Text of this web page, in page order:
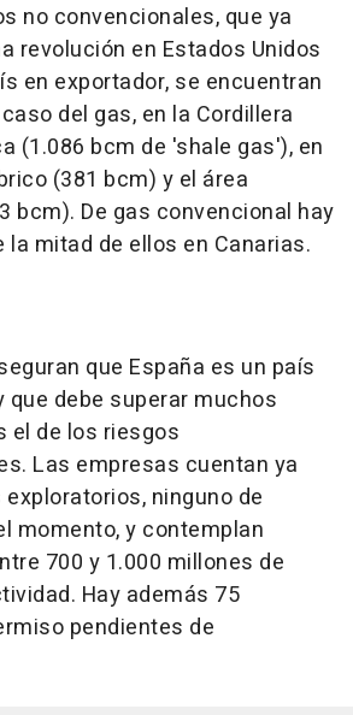
no convencionales, que ya
revolución en Estados Unidos
en exportador, se encuentran
del gas, en la Cordillera
(1.086 bcm de 'shale gas'), en
(381 bcm) y el área
bcm). De gas convencional hay
la mitad de ellos en Canarias.
que España es un país
que debe superar muchos
el de los riesgos
Las empresas cuentan ya
ninguno de
momento, y contemplan
700 y 1.000 millones de
Hay además 75
pendientes de